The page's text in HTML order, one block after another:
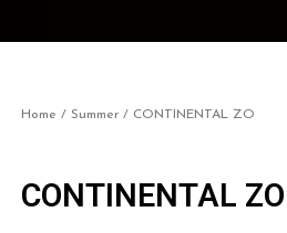
Home / Summer / CONTINENTAL ZO
CONTINENTAL ZO